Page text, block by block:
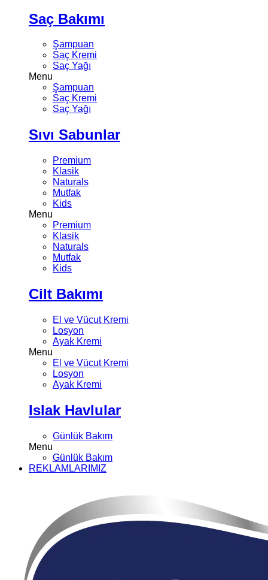
Saç Bakımı
Şampuan
Saç Kremi
Saç Yağı
Menu
Şampuan
Saç Kremi
Saç Yağı
Sıvı Sabunlar
Premium
Klasik
Naturals
Mutfak
Kids
Menu
Premium
Klasik
Naturals
Mutfak
Kids
Cilt Bakımı
El ve Vücut Kremi
Losyon
Ayak Kremi
Menu
El ve Vücut Kremi
Losyon
Ayak Kremi
Islak Havlular
Günlük Bakım
Menu
Günlük Bakım
REKLAMLARIMIZ